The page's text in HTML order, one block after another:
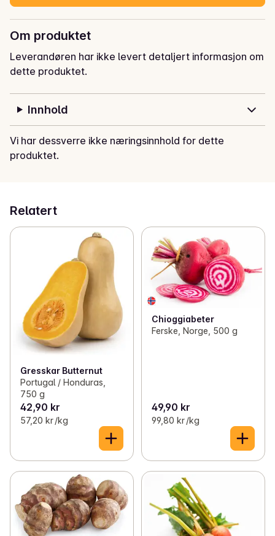
Om produktet
Leverandøren har ikke levert detaljert informasjon om
dette produktet.
Innhold
Vi har dessverre ikke næringsinnhold for dette
produktet.
Relatert
Gresskar Butternut
Portugal / Honduras,
750 g
42,90 kr
57,20 kr /kg
Chioggiabeter
Ferske, Norge, 500 g
49,90 kr
99,80 kr /kg